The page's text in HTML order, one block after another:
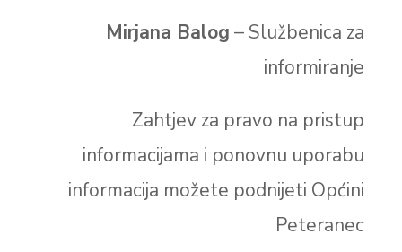
Mirjana Balog – Službenica za
informiranje
Zahtjev za pravo na pristup
informacijama i ponovnu uporabu
informacija možete podnijeti Općini
Peteranec